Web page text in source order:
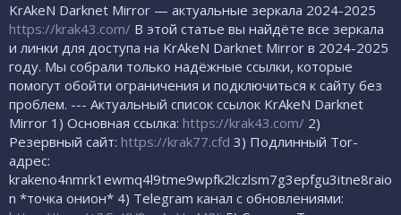
KrAkeN Darknet Mirror — актуальные зеркала 2024-2025
https://krak43.com/ В этой статье вы найдёте все зеркала
и линки для доступа на KrAkeN Darknet Mirror в 2024-2025
году. Мы собрали только надёжные ссылки, которые
помогут обойти ограничения и подключиться к сайту без
проблем. --- Актуальный список ссылок KrAkeN Darknet
Mirror 1) Основная ссылка: https://krak43.com/ 2)
Резервный сайт: https://krak77.cfd 3) Подлинный Tor-
адрес:
krakeno4nmrk1ewmq4l9tme9wpfk2lczlsm7g3epfgu3itne8raio
n *точка онион* 4) Telegram канал с обновлениями: